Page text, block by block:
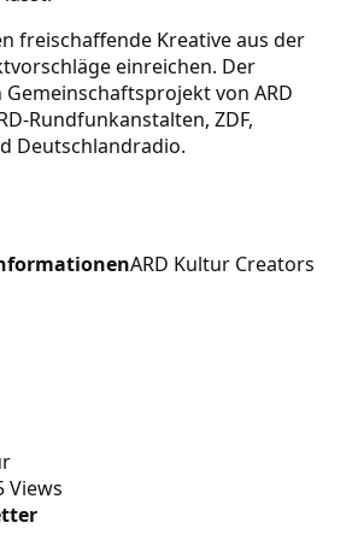
freischaffende Kreative aus der
einreichen. Der
von ARD
Rundfunkanstalten, ZDF,
Deutschlandradio.
ARD Kultur Creators
Views